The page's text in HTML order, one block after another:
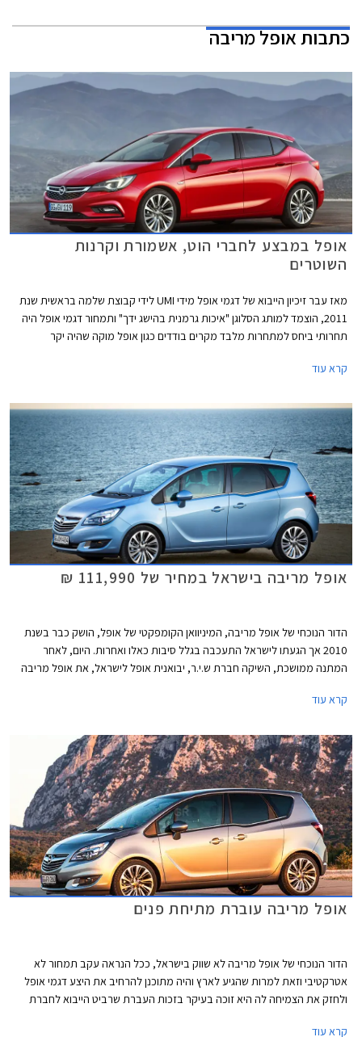
כתבותאופל מריבה
אופל במבצע לחברי הוט, אשמורת וקרנות
השוטרים
מאז עבר זיכיון הייבוא של דגמי אופל מידי UMI לידי קבוצת שלמה בראשית שנת
2011, הוצמד למותג הסלוגן "איכות גרמנית בהישג ידך" ותמחור דגמי אופל היה
תחרותי ביחס למתחרות מלבד מקרים בודדים כגון אופל מוקה שהיה יקר
המסירות הכלליות של רכבים בתקופה האמורה גדל בלמעלה מ- 15%. באופן
ריאלי ירדו מסירות אופל השנה והמשמעות היא שחלקה בשוק הרכב בישראל
עומד על פחות מ- 2% והיא ממוקמת במקום ה- 17 בטבלת המסירות. אין ספק
שיבואנית אופל הייתה מעוניינת לראות גידול ניכר במסירות רכבי אופל, בייחוד
נוכח השקת אופל אסטרה החדשה החשובה מאוד עבור היבואנית.
קרא עוד
אופל מריבה בישראל במחיר של 111,990 ₪
הדור הנוכחי של אופל מריבה, המיניוואן הקומפקטי של אופל, הושק כבר בשנת
2010 אך הגעתו לישראל התעכבה בגלל סיבות כאלו ואחרות. היום, לאחר
המתנה ממושכת, השיקה חברת ש.י.ר, יבואנית אופל לישראל, את אופל מריבה
קרא עוד
אופל מריבה עוברת מתיחת פנים
הדור הנוכחי של אופל מריבה לא שווק בישראל, ככל הנראה עקב תמחור לא
אטרקטיבי וזאת למרות שהגיע לארץ והיה מתוכנן להרחיב את היצע דגמי אופל
ולחזק את הצמיחה לה היא זוכה בעיקר בזכות העברת שרביט הייבוא לחברת
קרא עוד